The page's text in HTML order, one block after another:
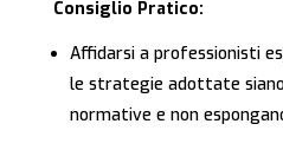
Consiglio Pratico:
Affidarsi a professionisti
le strategie adottate
normative e non